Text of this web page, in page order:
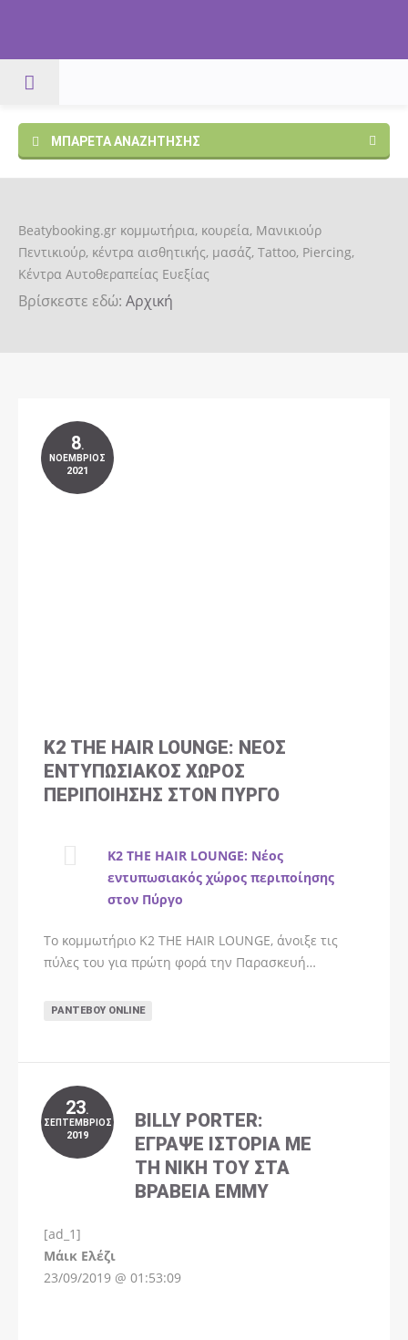
ΜΠΑΡΈΤΑ ΑΝΑΖΉΤΗΣΗΣ
Beatybooking.gr κομμωτήρια, κουρεία, Μανικιούρ
Πεντικιούρ, κέντρα αισθητικής, μασάζ, Tattoo, Piercing,
Κέντρα Αυτοθεραπείας Ευεξίας
Βρίσκεστε εδώ: Αρχική
8.
ΝΟΈΜΒΡΙΟΣ
2021
K2 THE HAIR LOUNGE: ΝΈΟΣ
ΕΝΤΥΠΩΣΙΑΚΌΣ ΧΏΡΟΣ
ΠΕΡΙΠΟΊΗΣΗΣ ΣΤΟΝ ΠΎΡΓΟ
K2 THE HAIR LOUNGE: Νέος
εντυπωσιακός χώρος περιποίησης
στον Πύργο
Το κομμωτήριο K2 THE HAIR LOUNGE, άνοιξε τις
πύλες του για πρώτη φορά την Παρασκευή…
ΡΑΝΤΕΒΟΎ ONLINE
23.
ΣΕΠΤΈΜΒΡΙΟΣ
2019
BILLY PORTER:
ΈΓΡΑΨΕ ΙΣΤΟΡΊΑ ΜΕ
ΤΗ ΝΊΚΗ ΤΟΥ ΣΤΑ
ΒΡΑΒΕΊΑ EMMY
[ad_1]
Μάικ ΕλέζιInstagram
23/09/2019 @ 01:53:09